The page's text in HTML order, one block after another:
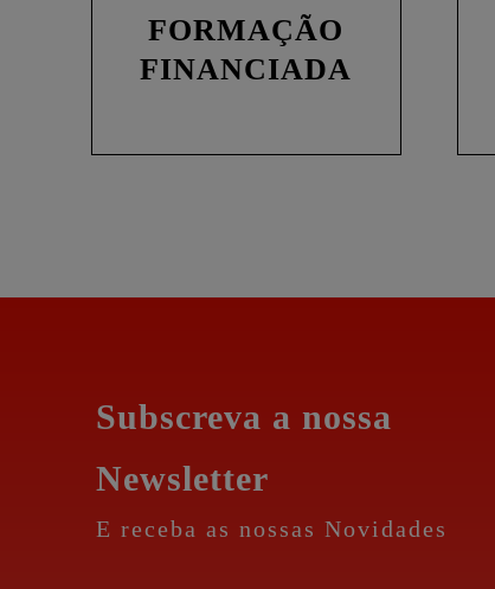
FORMAÇÃO
FINANCIADA
Subscreva a nossa
Newsletter
E receba as nossas Novidades